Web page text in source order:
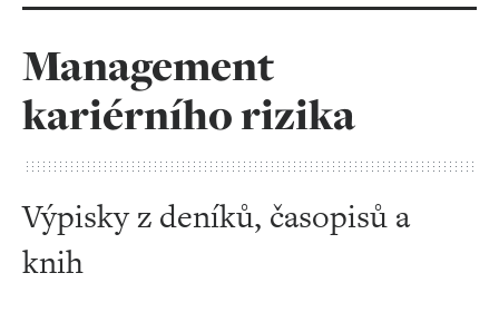
Management
kariérního rizika
Výpisky z deníků, časopisů a
knih